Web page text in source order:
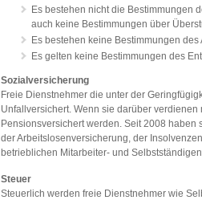
Es bestehen nicht die Bestimmungen
auch keine Bestimmungen über
Es bestehen keine Bestimmungen
Es gelten keine Bestimmungen des
Sozialversicherung
Freie Dienstnehmer die unter der
Unfallversichert. Wenn sie darüber verdienen
Pensionsversichert werden. Seit 2008 haben
der Arbeitslosenversicherung, der
betrieblichen Mitarbeiter- und
Steuer
Steuerlich werden freie Dienstnehmer wie